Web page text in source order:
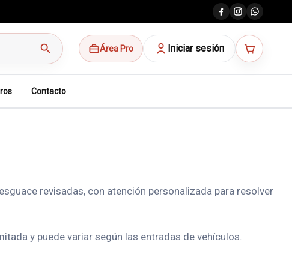
search Área Pro Iniciar sesión
Contacto
revisadas, con atención personalizada para resolver
y puede variar según las entradas de vehículos.